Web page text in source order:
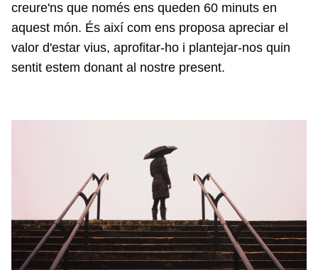
creure'ns que només ens queden 60 minuts en
aquest món. És així com ens proposa apreciar el
valor d'estar vius, aprofitar-ho i plantejar-nos quin
sentit estem donant al nostre present.